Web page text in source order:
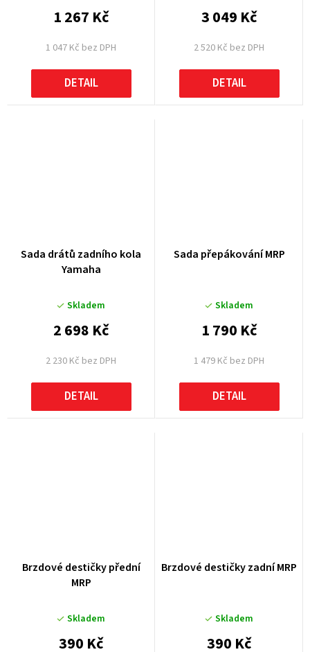
1 047 Kč bez DPH
1 267 Kč
DETAIL
2 520 Kč bez DPH
3 049 Kč
DETAIL
Sada drátů zadního kola
Yamaha
Skladem
2 230 Kč bez DPH
2 698 Kč
DETAIL
Sada přepákování MRP
Skladem
1 479 Kč bez DPH
1 790 Kč
DETAIL
Brzdové destičky přední
MRP
Skladem
390 Kč
Brzdové destičky zadní MRP
Skladem
390 Kč